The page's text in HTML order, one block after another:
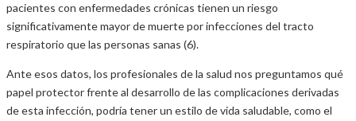
pacientes con enfermedades crónicas tienen un riesgo
significativamente mayor de muerte por infecciones del tracto
respiratorio que las personas sanas (6).
Ante esos datos, los profesionales de la salud nos preguntamos qué
papel protector frente al desarrollo de las complicaciones derivadas
de esta infección, podría tener un estilo de vida saludable, como el